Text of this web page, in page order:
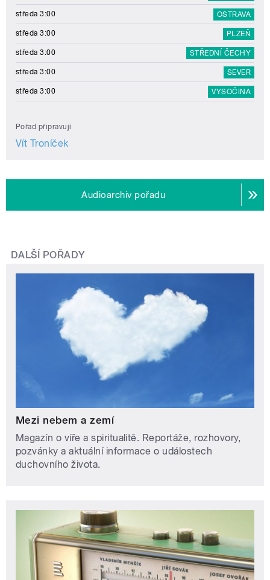
středa 3:00 OSTRAVA
středa 3:00 PLZEŇ
středa 3:00 STŘEDNÍ ČECHY
středa 3:00 SEVER
středa 3:00 VYSOČINA
Pořad připravují
Vít Troníček
Audioarchiv pořadu
DALŠÍ POŘADY
Mezi nebem a zemí
Magazín o víře a spiritualitě. Reportáže, rozhovory,
pozvánky a aktuální informace o událostech
duchovního života.